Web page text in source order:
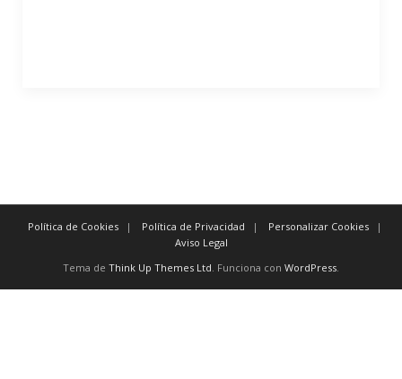
Política de Cookies Política de Privacidad
Personalizar Cookies
Aviso Legal
Tema de Think Up Themes Ltd . Funciona con WordPress